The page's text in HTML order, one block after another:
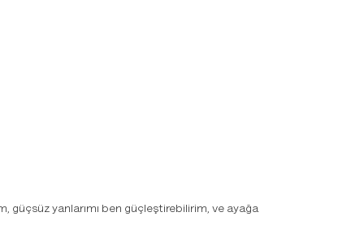
yanlarımı ben güçleştirebilirim, ve ayağa